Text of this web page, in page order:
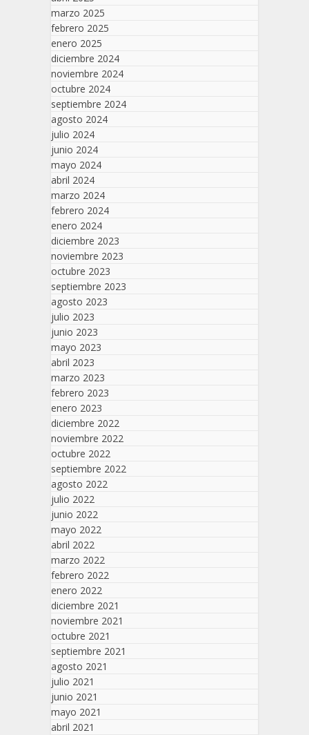
marzo 2025
febrero 2025
enero 2025
diciembre 2024
noviembre 2024
octubre 2024
septiembre 2024
agosto 2024
julio 2024
junio 2024
mayo 2024
abril 2024
marzo 2024
febrero 2024
enero 2024
diciembre 2023
noviembre 2023
octubre 2023
septiembre 2023
agosto 2023
julio 2023
junio 2023
mayo 2023
abril 2023
marzo 2023
febrero 2023
enero 2023
diciembre 2022
noviembre 2022
octubre 2022
septiembre 2022
agosto 2022
julio 2022
junio 2022
mayo 2022
abril 2022
marzo 2022
febrero 2022
enero 2022
diciembre 2021
noviembre 2021
octubre 2021
septiembre 2021
agosto 2021
julio 2021
junio 2021
mayo 2021
abril 2021